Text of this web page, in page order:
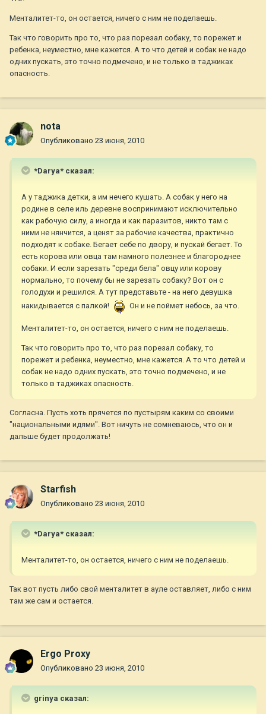
Менталитет-то, он остается, ничего с ним не поделаешь.
Так что говорить про то, что раз порезал собаку, то порежет и
ребенка, неуместно, мне кажется. А то что детей и собак не надо
одних пускать, это точно подмечено, и не только в таджиках
опасность.
nota
Опубликовано 23 июня, 2010
*Darya* сказал:
А у таджика детки, а им нечего кушать. А собак у него на
родине в селе иль деревне воспринимают исключительно
как рабочую силу, а иногда и как паразитов, никто там с
ними не нянчится, а ценят за рабочие качества, практично
подходят к собаке. Бегает себе по двору, и пускай бегает. То
есть корова или овца там намного полезнее и благороднее
собаки. И если зарезать "среди бела" овцу или корову
нормально, то почему бы не зарезать собаку? Вот он с
голодухи и решился. А тут представьте - на него девушка
накидывается с палкой!
Он и не поймет небось, за что.
Менталитет-то, он остается, ничего с ним не поделаешь.
Так что говорить про то, что раз порезал собаку, то
порежет и ребенка, неуместно, мне кажется. А то что детей и
собак не надо одних пускать, это точно подмечено, и не
только в таджиках опасность.
Согласна. Пусть хоть прячется по пустырям каким со своими
"национальными идями". Вот ничуть не сомневаюсь, что он и
дальше будет продолжать!
Starfish
Опубликовано 23 июня, 2010
*Darya* сказал:
Менталитет-то, он остается, ничего с ним не поделаешь.
Так вот пусть либо свой менталитет в ауле оставляет, либо с ним
там же сам и остается.
Ergo Proxy
Опубликовано 23 июня, 2010
grinya сказал: